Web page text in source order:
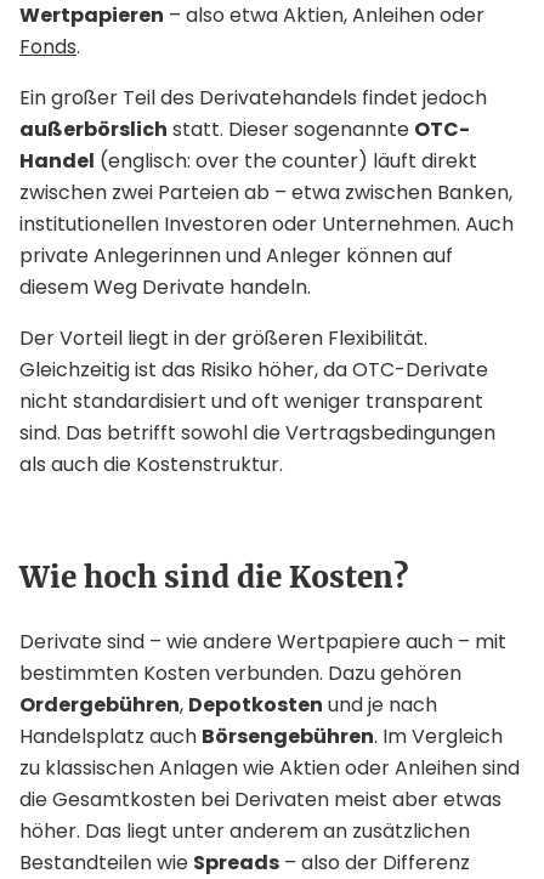
Wertpapieren – also etwa Aktien, Anleihen oder
Fonds.
Ein großer Teil des Derivatehandels findet jedoch
außerbörslich statt. Dieser sogenannte OTC-
Handel (englisch: over the counter) läuft direkt
zwischen zwei Parteien ab – etwa zwischen Banken,
institutionellen Investoren oder Unternehmen. Auch
private Anlegerinnen und Anleger können auf
diesem Weg Derivate handeln.
Der Vorteil liegt in der größeren Flexibilität.
Gleichzeitig ist das Risiko höher, da OTC-Derivate
nicht standardisiert und oft weniger transparent
sind. Das betrifft sowohl die Vertragsbedingungen
als auch die Kostenstruktur.
Wie hoch sind die Kosten?
Derivate sind – wie andere Wertpapiere auch – mit
bestimmten Kosten verbunden. Dazu gehören
Ordergebühren, Depotkosten und je nach
Handelsplatz auch Börsengebühren. Im Vergleich
zu klassischen Anlagen wie Aktien oder Anleihen sind
die Gesamtkosten bei Derivaten meist aber etwas
höher. Das liegt unter anderem an zusätzlichen
Bestandteilen wie Spreads – also der Differenz